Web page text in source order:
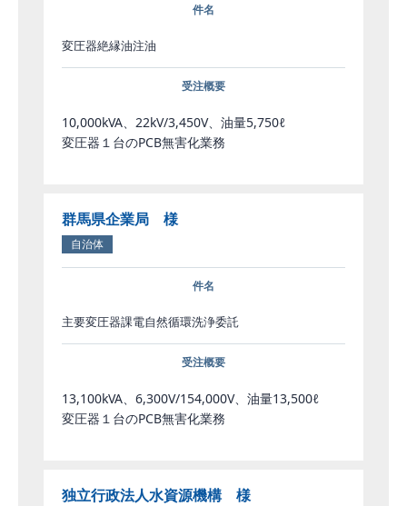
件名
変圧器絶縁油注油
受注概要
10,000kVA、22kV/3,450V、油量5,750ℓ
変圧器１台のPCB無害化業務
群馬県企業局 様
自治体
件名
主要変圧器課電自然循環洗浄委託
受注概要
13,100kVA、6,300V/154,000V、油量13,500ℓ
変圧器１台のPCB無害化業務
独立行政法人水資源機構 様